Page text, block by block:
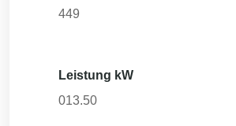
449
Leistung kW
013.50